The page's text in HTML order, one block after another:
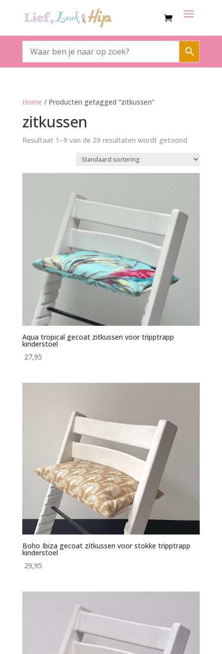
Home / Producten getagged “zitkussen”
zitkussen
Resultaat 1–9 van de 29 resultaten wordt getoond
Aqua tropical gecoat zitkussen voor tripptrapp
kinderstoel
27,95
Boho Ibiza gecoat zitkussen voor stokke tripptrapp
kinderstoel
29,95